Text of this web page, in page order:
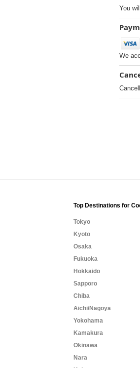
You
We
Top Destinations for
Tokyo
Kyoto
Osaka
Fukuoka
Hokkaido
Sapporo
Chiba
Aichi/Nagoya
Yokohama
Kamakura
Okinawa
Nara